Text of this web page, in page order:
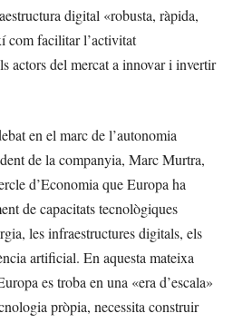
digital «robusta, ràpida,
com facilitar l’activitat
actors del mercat a innovar i invertir
en el marc de l’autonomia
de la companyia, Marc Murtra,
d’Economia que Europa ha
de capacitats tecnològiques
les infraestructures digitals, els
artificial. En aquesta mateixa
es troba en una «era d’escala»
pròpia, necessita construir